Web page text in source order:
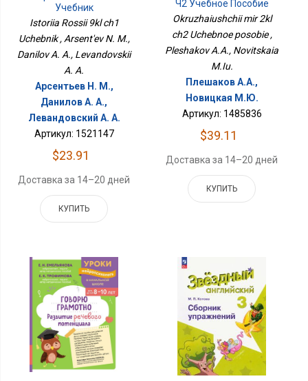
Учебник
Istoriia Rossii 9kl ch1
Uchebnik , Arsent'ev N. M.,
Danilov A. A., Levandovskii
A. A.
Арсентьев Н. М.,
Данилов А. А.,
Левандовский А. А.
Артикул: 1521147
$23.91
Доставка за 14–20 дней
КУПИТЬ
Ч2 Учебное Пособие
Okruzhaiushchii mir 2kl
ch2 Uchebnoe posobie ,
Pleshakov A.A., Novitskaia
M.Iu.
Плешаков А.А.,
Новицкая М.Ю.
Артикул: 1485836
$39.11
Доставка за 14–20 дней
КУПИТЬ